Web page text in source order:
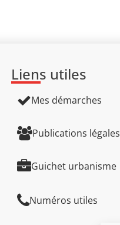
Liens utiles
Mes démarches
Publications légales
Guichet urbanisme
Numéros utiles